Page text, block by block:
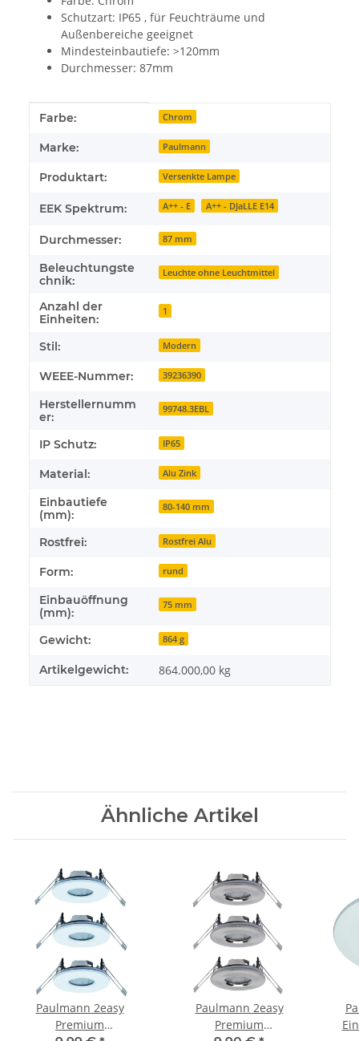
Schutzart: IP65 , für Feuchträume und
Außenbereiche geeignet
Mindesteinbautiefe: >120mm
Durchmesser: 87mm
Produkteigenschaft
Wert
Farbe: Chrom
Marke: Paulmann
Produktart: Versenkte Lampe
EEK Spektrum: A++ - E A++ - DJaLLE E14
Durchmesser: 87 mm
Beleuchtungste
chnik:
Leuchte ohne Leuchtmittel
Anzahl der
Einheiten:
1
Stil: Modern
WEEE-Nummer: 39236390
Herstellernumm
er:
99748.3EBL
IP Schutz: IP65
Material: Alu Zink
Einbautiefe
(mm):
80-140 mm
Rostfrei: Rostfrei Alu
Form: rund
Einbauöffnung
(mm):
75 mm
Gewicht: 864 g
Artikelgewicht: 864.000,00 kg
Ähnliche Artikel
Paulmann 2easy
Premium
Paulmann 2easy
Premium